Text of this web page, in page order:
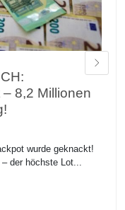
8,2 Millionen
wurde geknackt!
der höchste Lot...